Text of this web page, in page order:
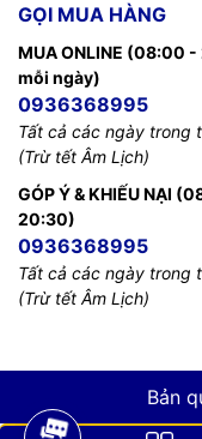
GỌI MUA HÀNG
MUA ONLINE (08:00 -
mỗi ngày)
0936368995
Tất cả các ngày trong
(Trừ tết Âm Lịch)
GÓP Ý & KHIẾU NẠI
20:30)
0936368995
Tất cả các ngày trong
(Trừ tết Âm Lịch)
Bản